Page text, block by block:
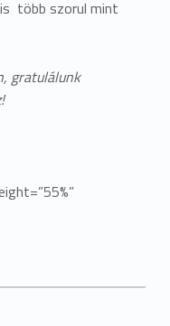
több szorul mint
gratulálunk